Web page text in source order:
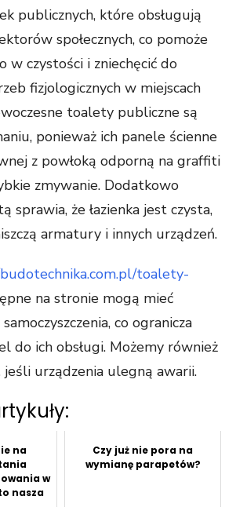
publicznych, które obsługują
społecznych, co pomoże
w czystości i zniechęcić do
fizjologicznych w miejscach
toalety publiczne są
ponieważ ich panele ścienne
z powłoką odporną na graffiti
zmywanie. Dodatkowo
sprawia, że łazienka jest czysta,
armatury i innych urządzeń.
toalety-
na stronie mogą mieć
co ogranicza
do ich obsługi. Możemy również
jeśli urządzenia ulegną awarii.
na
w
nasza
Czy już nie pora na
wymianę parapetów?